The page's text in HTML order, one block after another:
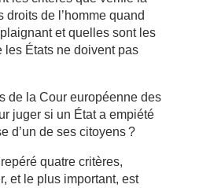
de l’homme quand
et quelles sont les
les États ne doivent pas
de la Cour européenne des
juger si un État a empiété
d’un de ses citoyens ?
quatre critères,
et le plus important, est